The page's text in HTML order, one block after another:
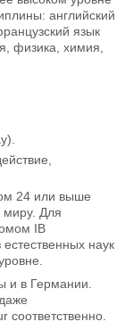
английский
язык
физика, химия,
24 или выше
миру. Для
IB
наук
и в Германии.
соответственно.